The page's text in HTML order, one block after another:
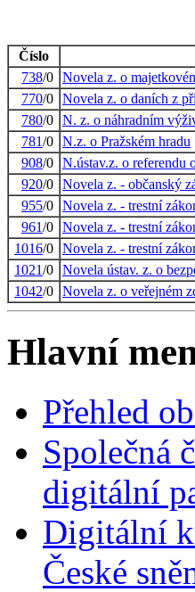
Číslo
738/0 Novela z. o
770/0 Novela z. o daních z
780/0 N. z. o náhradním
781/0 N.z. o Pražském hradu
908/0 N.ústav.z. o referendu
920/0 Novela z. - občanský
955/0 Novela z. - trestní
961/0 Novela z. - trestní
1016/0 Novela z. - trestní
1021/0 Novela ústav. z. o
1042/0 Novela z. o veřejném
Hlavní
Přehled
Společná
digitální
Digitální
České